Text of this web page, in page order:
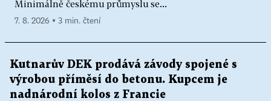
Minimálně českému průmyslu se...
7. 8. 2026 ▪ 3 min. čtení
Kutnarův DEK prodává závody spojené s
výrobou příměsí do betonu. Kupcem je
nadnárodní kolos z Francie